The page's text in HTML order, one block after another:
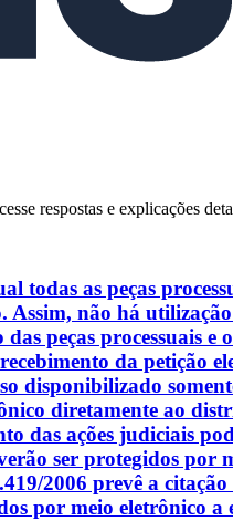
respostas e explicações
todas as peças
não há utilização
peças processuais
da petição
disponibilizado
diretamente ao
das ações judiciais
ser protegidos por
2006 prevê a
por meio eletrônico a